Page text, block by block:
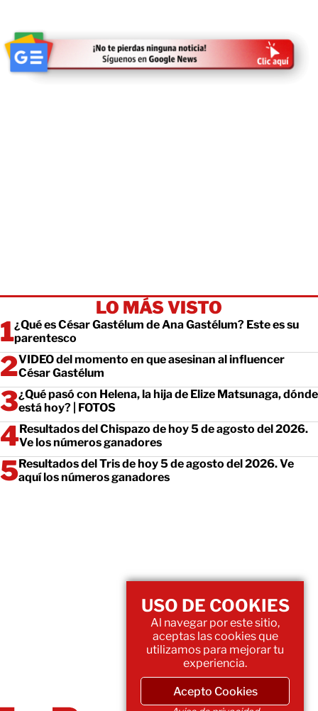
LO MÁS VISTO
¿Qué es César Gastélum de Ana Gastélum? Este es su
parentesco
VIDEO del momento en que asesinan al influencer
César Gastélum
¿Qué pasó con Helena, la hija de Elize Matsunaga, dónde
está hoy? | FOTOS
Resultados del Chispazo de hoy 5 de agosto del 2026.
Ve los números ganadores
Resultados del Tris de hoy 5 de agosto del 2026. Ve
aquí los números ganadores
USO DE COOKIES
Al navegar por este sitio,
aceptas las cookies que
utilizamos para mejorar tu
experiencia.
Acepto Cookies